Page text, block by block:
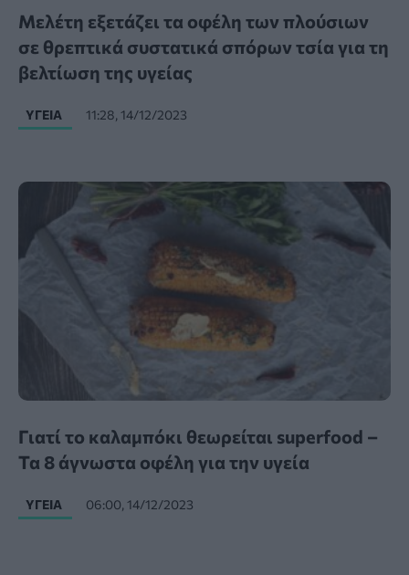
Μελέτη εξετάζει τα οφέλη των πλούσιων
σε θρεπτικά συστατικά σπόρων τσία για τη
βελτίωση της υγείας
ΥΓΕΊΑ 11:28, 14/12/2023
Γιατί το καλαμπόκι θεωρείται superfood –
Τα 8 άγνωστα οφέλη για την υγεία
ΥΓΕΊΑ 06:00, 14/12/2023